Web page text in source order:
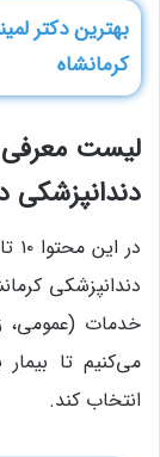
بهترین دکتر
کرمانشاه
دندانپزشکی
دندانپزشکی
خدمات (عمومی،
می‌کنیم تا
انتخاب کند.